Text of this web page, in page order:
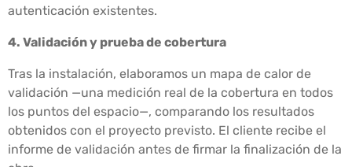
autenticación existentes.
4. Validación y prueba de cobertura
Tras la instalación, elaboramos un mapa de calor de
validación —una medición real de la cobertura en todos
los puntos del espacio—, comparando los resultados
obtenidos con el proyecto previsto. El cliente recibe el
informe de validación antes de firmar la finalización de la